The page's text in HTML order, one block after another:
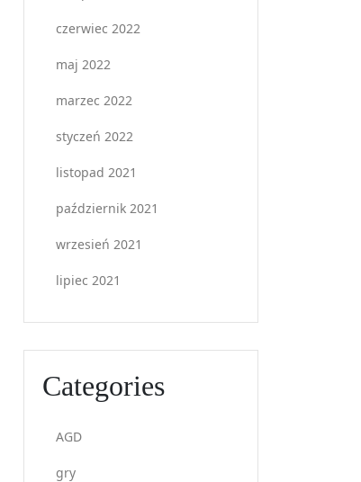
czerwiec 2022
maj 2022
marzec 2022
styczeń 2022
listopad 2021
październik 2021
wrzesień 2021
lipiec 2021
Categories
AGD
gry